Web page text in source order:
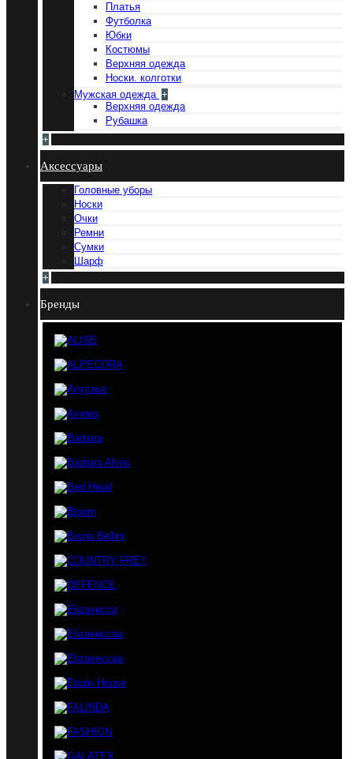
Платья
Футболка
Юбки
Костюмы
Верхняя одежда
Носки. колготки
Мужская одежда +
Верхняя одежда
Рубашка
+
Аксессуары
Головные уборы
Носки
Очки
Ремни
Сумки
Шарф
+
Бренды